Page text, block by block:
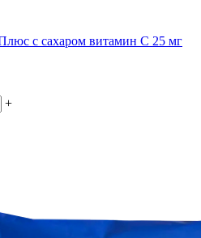
с сахаром витамин С 25 мг
+